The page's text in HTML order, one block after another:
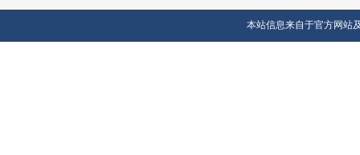
本站信息来自于官方网站